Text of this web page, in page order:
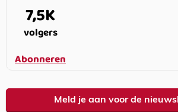
7,5K
volgers
Abonneren
Meld je aan voor de